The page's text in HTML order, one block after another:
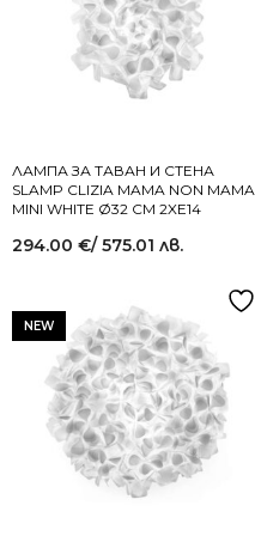
ЛАМПА ЗА ТАВАН И СТЕНА
SLAMP CLIZIA MAMA NON MAMA
MINI WHITE Ø32 СМ 2XE14
294.00 €/ 575.01 лв.
NEW